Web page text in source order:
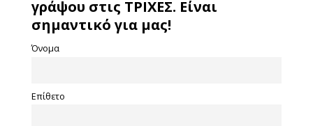
γράψου στις ΤΡΙΧΕΣ. Είναι
σημαντικό για μας!
Όνομα
Επίθετο